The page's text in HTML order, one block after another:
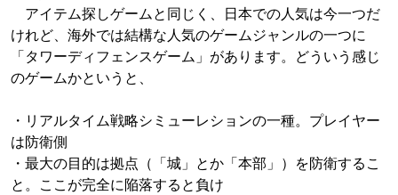
アイテム探しゲームと同じく、日本での人気は今一つだ
けれど、海外では結構な人気のゲームジャンルの一つに
「タワーディフェンスゲーム」があります。どういう感じ
のゲームかというと、
・リアルタイム戦略シミューレションの一種。プレイヤー
は防衛側
・最大の目的は拠点（「城」とか「本部」）を防衛するこ
と。ここが完全に陥落すると負け